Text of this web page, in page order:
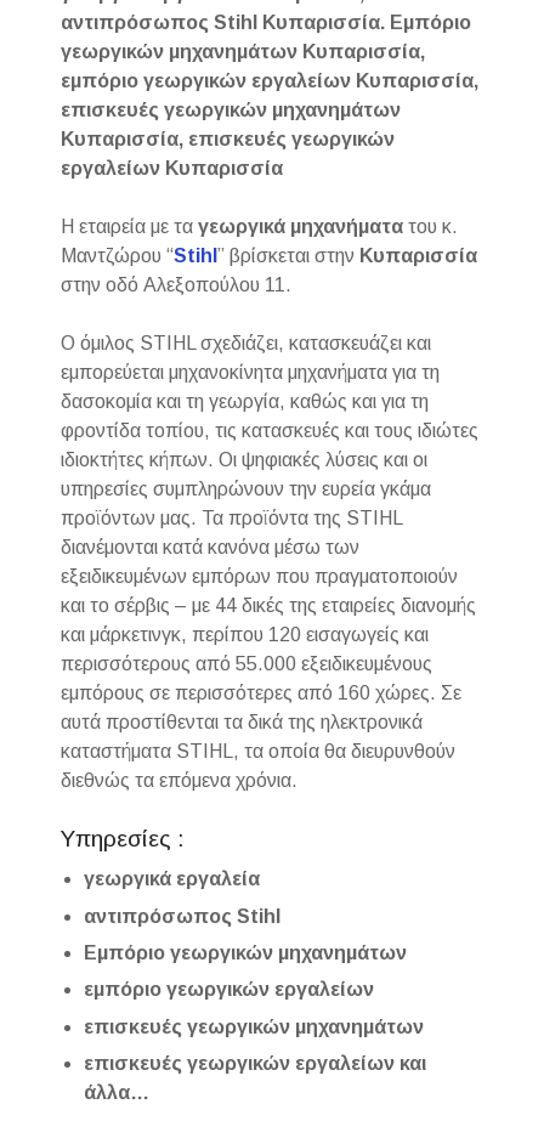
αντιπρόσωπος Stihl Κυπαρισσία. Εμπόριο
γεωργικών μηχανημάτων Κυπαρισσία,
εμπόριο γεωργικών εργαλείων Κυπαρισσία,
επισκευές γεωργικών μηχανημάτων
Κυπαρισσία, επισκευές γεωργικών
εργαλείων Κυπαρισσία
Η εταιρεία με ταγεωργικά μηχανήματα του κ.
Μαντζώρου “Stihl” βρίσκεται στην Κυπαρισσία
στην οδό Αλεξοπούλου 11.
Ο όμιλος STIHL σχεδιάζει, κατασκευάζει και
εμπορεύεται μηχανοκίνητα μηχανήματα για τη
δασοκομία και τη γεωργία, καθώς και για τη
φροντίδα τοπίου, τις κατασκευές και τους ιδιώτες
ιδιοκτήτες κήπων. Οι ψηφιακές λύσεις και οι
υπηρεσίες συμπληρώνουν την ευρεία γκάμα
προϊόντων μας. Τα προϊόντα της STIHL
διανέμονται κατά κανόνα μέσω των
εξειδικευμένων εμπόρων που πραγματοποιούν
και το σέρβις – με 44 δικές της εταιρείες διανομής
και μάρκετινγκ, περίπου 120 εισαγωγείς και
περισσότερους από 55.000 εξειδικευμένους
εμπόρους σε περισσότερες από 160 χώρες. Σε
αυτά προστίθενται τα δικά της ηλεκτρονικά
καταστήματα STIHL, τα οποία θα διευρυνθούν
διεθνώς τα επόμενα χρόνια.
Υπηρεσίες :
γεωργικά εργαλεία
αντιπρόσωπος Stihl
Εμπόριο γεωργικών μηχανημάτων
εμπόριο γεωργικών εργαλείων
επισκευές γεωργικών μηχανημάτων
επισκευές γεωργικών εργαλείων και
άλλα…